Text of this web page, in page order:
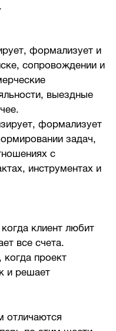
формализует и
сопровождении и
выездные
формализует
задач,
с
инструментах и
клиент любит
все счета.
проект
и решает
отличаются